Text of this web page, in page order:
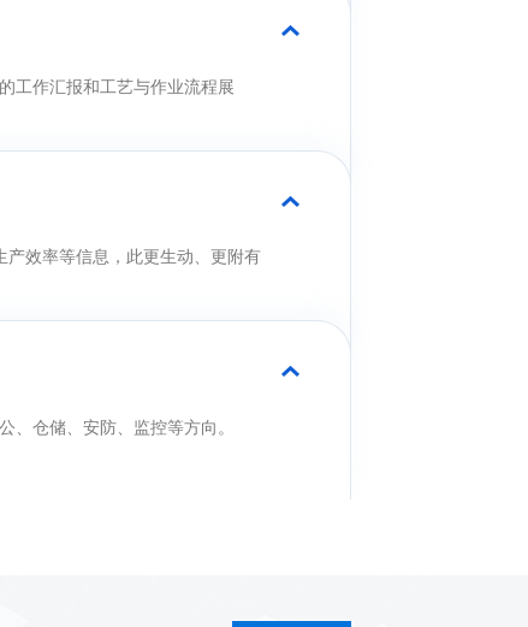
工作汇报和工艺与作业流程展
产效率等信息，此更生动、更附有
、仓储、安防、监控等方向。